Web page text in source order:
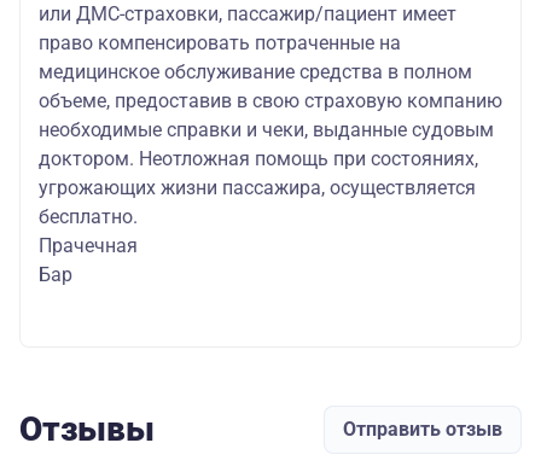
или ДМС-страховки, пассажир/пациент имеет
право компенсировать потраченные на
медицинское обслуживание средства в полном
объеме, предоставив в свою страховую компанию
необходимые справки и чеки, выданные судовым
доктором. Неотложная помощь при состояниях,
угрожающих жизни пассажира, осуществляется
бесплатно.
Прачечная
Бар
Отзывы Отправить отзыв